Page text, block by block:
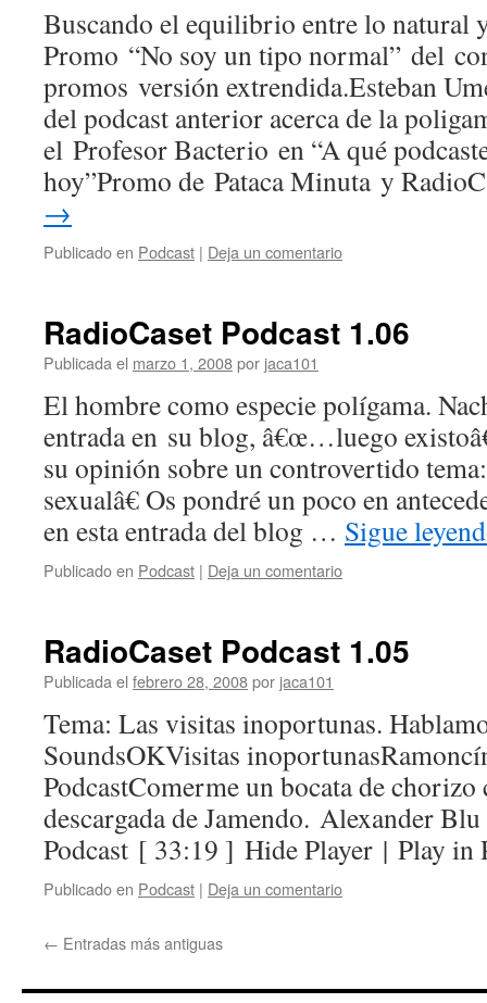
Buscando el equilibrio entre lo natural
Promo “No soy un tipo normal” del
promos versión extrendida.Esteban
del podcast anterior acerca de la
el Profesor Bacterio en “A qué
hoy”Promo de Pataca Minuta y
→
Publicado en Podcast | Deja un comentario
RadioCaset Podcast 1.06
Publicada el marzo 1, 2008por jaca101
El hombre como especie polí­gama.
entrada en su blog, â€œ…luego
su opinión sobre un controvertido
sexualâ€ Os pondré un poco en
en esta entrada del blog … Sigue
Publicado en Podcast | Deja un comentario
RadioCaset Podcast 1.05
Publicada el febrero 28, 2008por jaca101
Tema: Las visitas inoportunas.
SoundsOKVisitas
PodcastComerme un bocata de
descargada de Jamendo. Alexander
Podcast [ 33:19 ] Hide Player | Play in
Publicado en Podcast | Deja un comentario
← Entradas más antiguas